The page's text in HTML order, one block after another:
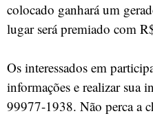
colocado ganhará um
lugar será premiado com
Os interessados em
informações e realizar sua
99977-1938. Não perca a